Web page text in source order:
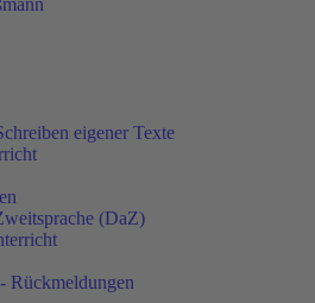
eigener Texte
(DaZ)
Rückmeldungen